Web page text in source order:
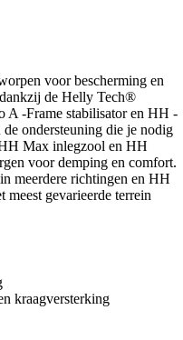
voor bescherming en
de Helly Tech®
A -Frame stabilisator en HH -
ondersteuning die je nodig
Max inlegzool en HH
voor demping en comfort.
meerdere richtingen en HH
gevarieerde terrein
kraagversterking